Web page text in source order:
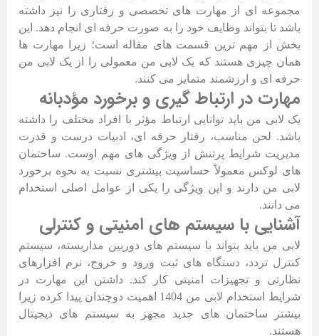
مجموعه ای از مهارت های تخصصی و رفتاری را نیز داشته
باشد تا بتواند وظایف خود را به صورت حرفه ای انجام دهد. این
بخش از مهم ترین قسمت های مقاله است؛ زیرا مهارت ها
همان چیزی هستند که یک لابی من معمولی را از یک لابی من
حرفه ای و ارزشمند متمایز می کنند.
مهارت در ارتباط گیری و برخورد مؤدبانه
یک لابی من باید توانایی ارتباط مؤثر با افراد مختلف را داشته
باشد. لحن مناسب، رفتار حرفه ای، ادبیات درست و قدرت
مدیریت شرایط پرتنش از ویژگی های مهم اوست. ساختمان
های لوکس معمولاً حساسیت بیشتری نسبت به نحوه برخورد
لابی من دارند و این ویژگی را یکی از عوامل اصلی استخدام
می دانند.
آشنایی با سیستم های امنیتی و کنترلی
لابی من باید بتواند با سیستم های دوربین مداربسته، سیستم
کنترل تردد، دستگاه های ثبت ورود و خروج، نرم افزارهای
نظارتی و تجهیزات امنیتی کار کند. داشتن این مهارت در
شرایط استخدام لابی من 1404 اهمیت دوچندان پیدا کرده زیرا
بیشتر ساختمان های جدید مجهز به سیستم های دیجیتال
هستند.